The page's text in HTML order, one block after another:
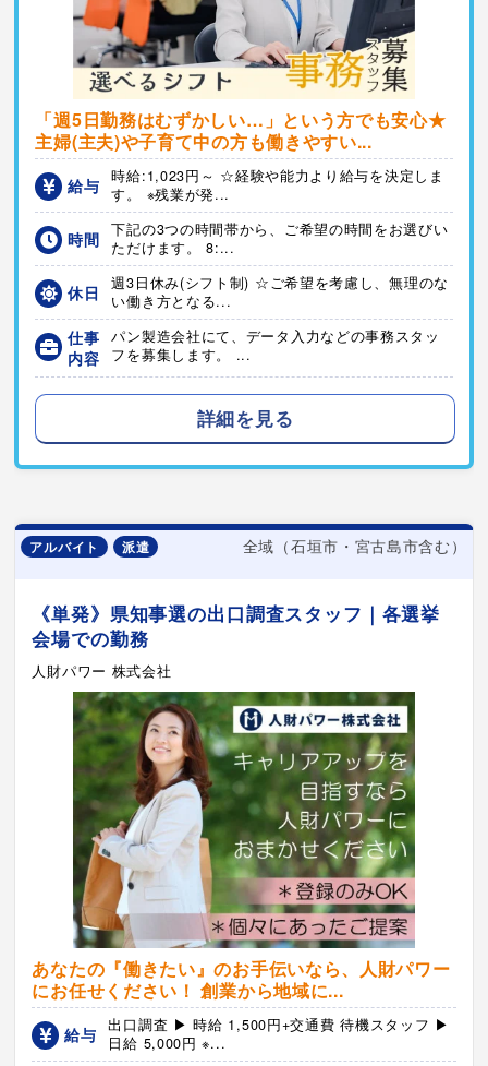
「週5日勤務はむずかしい…」という方でも安心★
主婦(主夫)や子育て中の方も働きやすい...
給与
時給:1,023円～ ☆経験や能力より給与を決定しま
す。 ※残業が発...
時間
下記の3つの時間帯から、ご希望の時間をお選びい
ただけます。 8:...
休日
週3日休み(シフト制) ☆ご希望を考慮し、無理のな
い働き方となる...
仕事
内容
パン製造会社にて、データ入力などの事務スタッ
フを募集します。 ...
詳細を見る
アルバイト 派遣 全域（石垣市・宮古島市含む）
《単発》県知事選の出口調査スタッフ｜各選挙
会場での勤務
人財パワー 株式会社
あなたの『働きたい』のお手伝いなら、人財パワー
にお任せください！ 創業から地域に...
給与
出口調査 ▶ 時給 1,500円+交通費 待機スタッフ ▶
日給 5,000円 ※...